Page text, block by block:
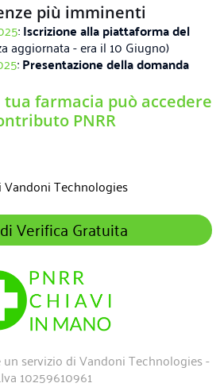
più imminenti
:Iscrizione alla piattaforma del
aggiornata - era il 10 Giugno)
:Presentazione della domanda
farmacia può accedere
PNRR
Vandoni Technologies
Verifica Gratuita
un servizio di Vandoni Technologies -
10259610961